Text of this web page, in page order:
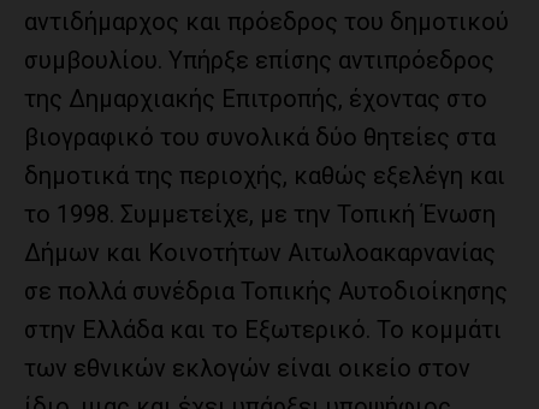
αντιδήμαρχος και πρόεδρος του δημοτικού
συμβουλίου. Υπήρξε επίσης αντιπρόεδρος
της Δημαρχιακής Επιτροπής, έχοντας στο
βιογραφικό του συνολικά δύο θητείες στα
δημοτικά της περιοχής, καθώς εξελέγη και
το 1998. Συμμετείχε, με την Τοπική Ένωση
Δήμων και Κοινοτήτων Αιτωλοακαρνανίας
σε πολλά συνέδρια Τοπικής Αυτοδιοίκησης
στην Ελλάδα και το Εξωτερικό. Το κομμάτι
των εθνικών εκλογών είναι οικείο στον